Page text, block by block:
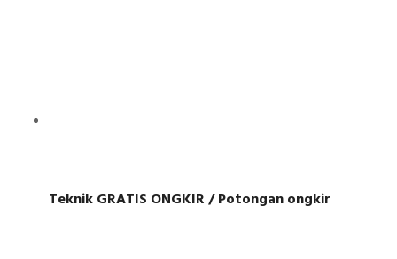
Teknik GRATIS ONGKIR / Potongan ongkir